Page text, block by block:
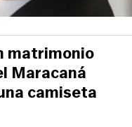
matrimonio
Maracaná
camiseta